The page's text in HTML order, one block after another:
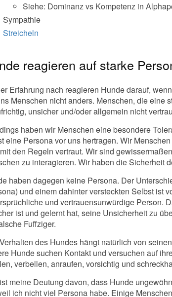
Siehe: Dominanz vs Kompetenz in
Sympathie
Streicheln
reagieren auf starke
Erfahrung nach reagieren Hunde darauf,
Menschen nicht anders. Menschen, die eine
unsicher und/oder allgemein nicht
haben wir Menschen eine besondere
eine Persona vor uns hertragen. Wir
den Regeln vertraut. Wir sind
zu interagieren. Wir haben die Sicherheit
haben dagegen keine Persona. Der
und einem dahinter versteckten Selbst ist
und vertrauensunwürdige Person.
ist und gelernt hat, seine Unsicherheit zu
Fuffziger.
des Hundes hängt natürlich von
Hunde suchen Kontakt und versuchen auf
verbellen, anraufen, vorsichtig und
meine Deutung davon, dass Hunde
ich nicht viel Persona habe. Einige